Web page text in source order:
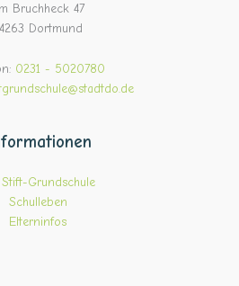
Bruchheck 47
Dortmund
0231 - 5020780
Stift-Grundschule
Schulleben
Elterninfos